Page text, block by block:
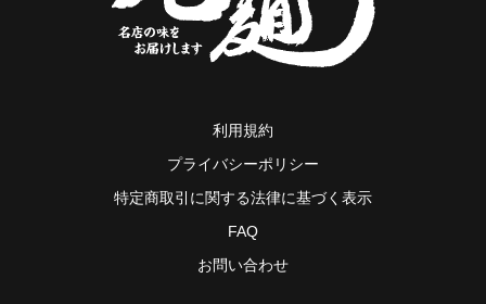
利用規約
プライバシーポリシー
特定商取引に関する法律に基づく表示
FAQ
お問い合わせ